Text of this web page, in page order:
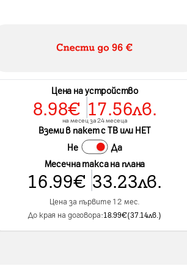
Цена на устройство
8.98€ 17.56лв.
на месец за 24 месеца
Вземи в пакет с ТВ или НЕТ
Не Да
Месечна такса на плана
16.99€ 33.23лв.
Цена за първите 12 мес.
До края на договора:18.99€(37.14лв.)